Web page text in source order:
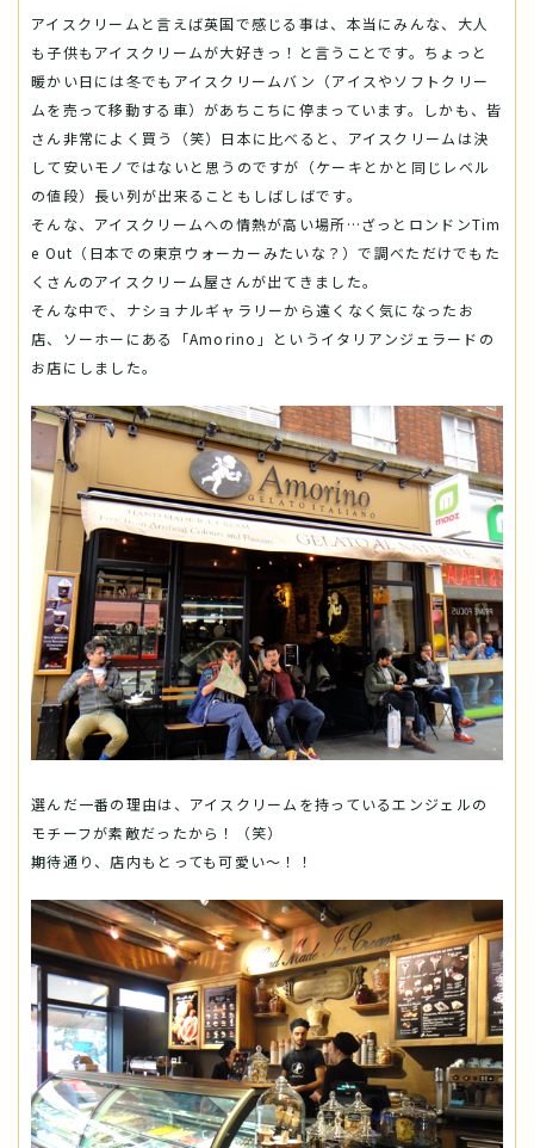
アイスクリームと言えば英国で感じる事は、本当にみんな、大人
も子供もアイスクリームが大好きっ！と言うことです。ちょっと
暖かい日には冬でもアイスクリームバン（アイスやソフトクリー
ムを売って移動する車）があちこちに停まっています。しかも、皆
さん非常によく買う（笑）日本に比べると、アイスクリームは決
して安いモノではないと思うのですが（ケーキとかと同じレベル
の値段）長い列が出来ることもしばしばです。
そんな、アイスクリームへの情熱が高い場所…ざっとロンドンTim
e Out（日本での東京ウォーカーみたいな？）で調べただけでもた
くさんのアイスクリーム屋さんが出てきました。
そんな中で、ナショナルギャラリーから遠くなく気になったお
店、ソーホーにある「Amorino」というイタリアンジェラードの
お店にしました。
選んだ一番の理由は、アイスクリームを持っているエンジェルの
モチーフが素敵だったから！（笑）
期待通り、店内もとっても可愛い～！！